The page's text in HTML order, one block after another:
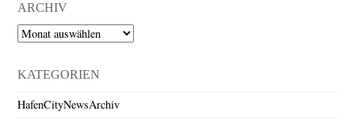
ARCHIV
Archiv
KATEGORIEN
HafenCityNewsArchiv